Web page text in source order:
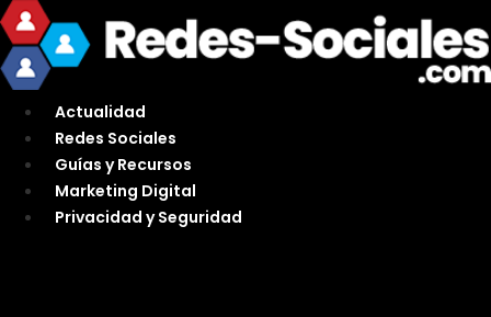
Ir
al
contenido
Actualidad
Redes Sociales
Guías y Recursos
Marketing Digital
Privacidad y Seguridad